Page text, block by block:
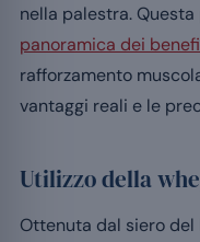
nella palestra.
panoramica dei
rafforzamento
vantaggi reali e le
Utilizzo della
Ottenuta dal siero